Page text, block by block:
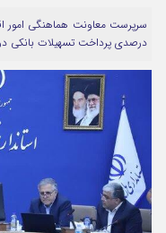
مرا به خاطر بسپار
درصدی پرداخت تسهیلات بانکی